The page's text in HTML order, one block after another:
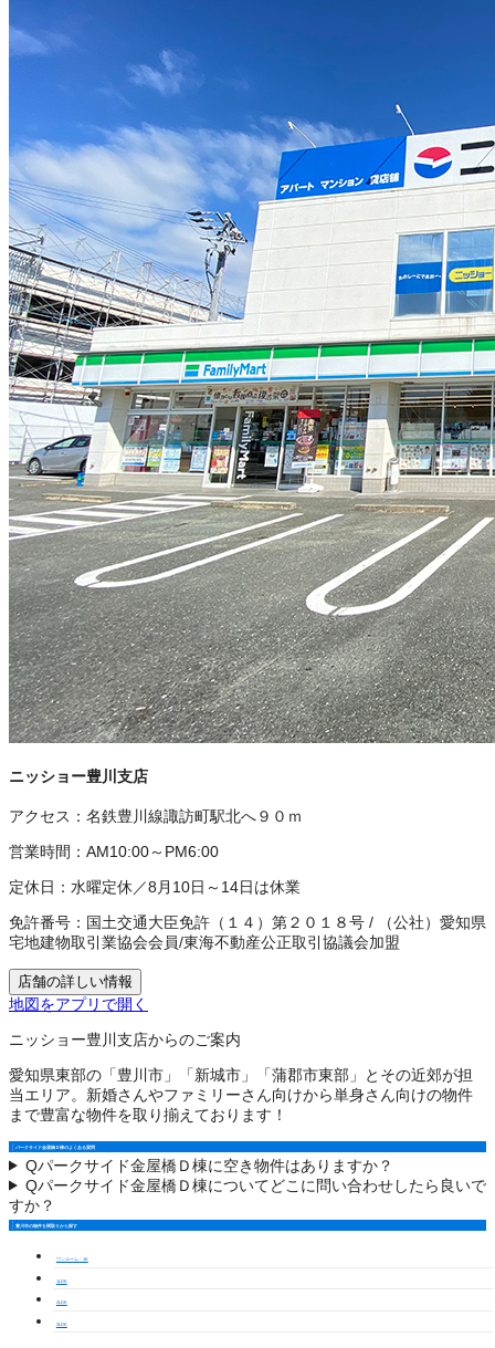
ニッショー豊川支店
アクセス： 名鉄豊川線諏訪町駅北へ９０ｍ
営業時間： AM10:00～PM6:00
定休日： 水曜定休／8月10日～14日は休業
免許番号： 国土交通大臣免許（１４）第２０１８号 /
（公社）愛知県
宅地建物取引業協会会員/東海不動産公正取引協議会加盟
店舗の詳しい情報
地図をアプリで開く
ニッショー豊川支店からのご案内
愛知県東部の「豊川市」「新城市」「蒲郡市東部」とその近郊が担
当エリア。新婚さんやファミリーさん向けから単身さん向けの物件
まで豊富な物件を取り揃えております！
パークサイド金屋橋Ｄ棟のよくある質問
Qパークサイド金屋橋Ｄ棟に空き物件はありますか？
Qパークサイド金屋橋Ｄ棟についてどこに問い合わせしたら良いで
すか？
豊川市の物件を間取りから探す
ワンルーム・1K
1LDK
2LDK
3LDK